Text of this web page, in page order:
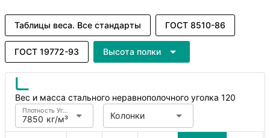
Таблицы веса. Все стандарты ГОСТ 8510-86
ГОСТ 19772-93 Высота полки
Вес и масса стального неравнополочного уголка 120
7850 кг/м³
Плотность Углеродистая сталь Колонки